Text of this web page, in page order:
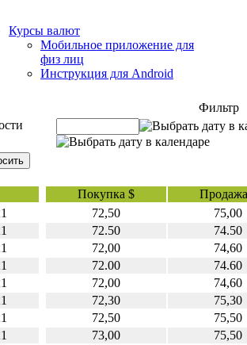
Курсы валют
Мобильное приложение для
физ лиц
Инструкция для Android
Фильтр
Покупка $
72,50
75,00
72.50
74.50
72,00
74,60
72.00
74.60
72,00
74,60
72,30
75,30
72,50
75,50
73,00
75,50